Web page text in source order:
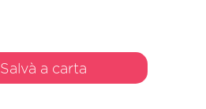
Salvà a carta